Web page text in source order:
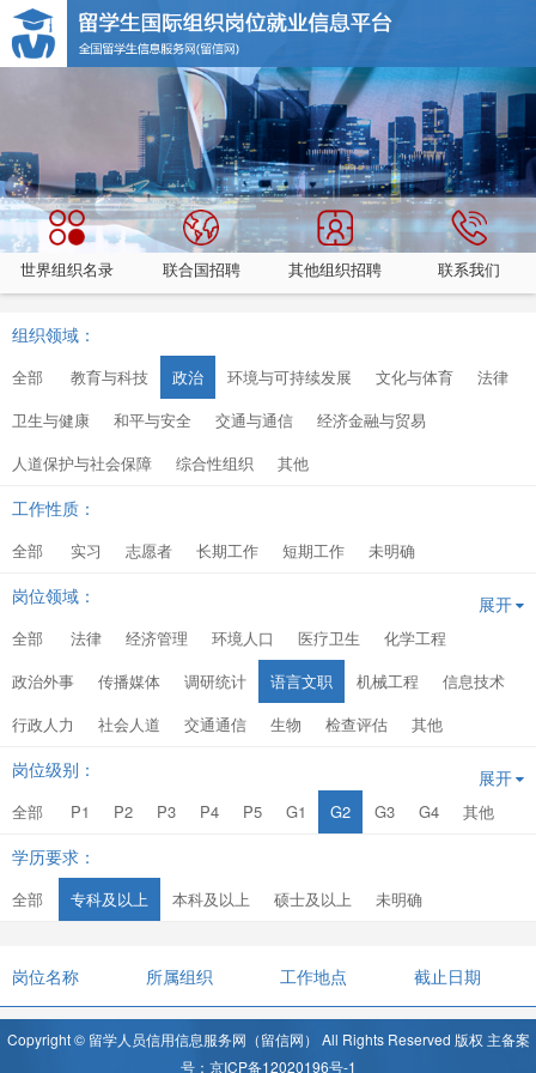
世界组织名录 联合国招聘 其他组织招聘 联系我们
组织领域：
全部 教育与科技 政治 环境与可持续发展 文化与体育
法律
卫生与健康
和平与安全 交通与通信
经济金融与贸易
人道保护与社会保障
综合性组织 其他
工作性质：
全部 实习 志愿者 长期工作 短期工作 未明确
岗位领域：
全部 法律 经济管理 环境人口 医疗卫生
化学工程
政治外事
传播媒体 调研统计 语言文职 机械工程
信息技术
行政人力
社会人道 交通通信 生物 检查评估 其他
展开
岗位级别：
全部 P1 P2 P3 P4 P5 G1 G2 G3 G4 其他
展开
学历要求：
全部 专科及以上 本科及以上 硕士及以上 未明确
岗位名称 所属组织 工作地点 截止日期
Copyright © 留学人员信用信息服务网（留信网） All Rights Reserved 版权 主备案
号：京ICP备12020196号-1